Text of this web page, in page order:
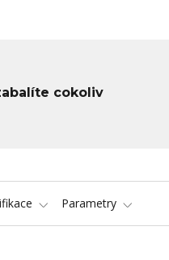
cokoliv
Parametry